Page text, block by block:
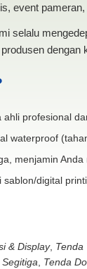
event
selalu
profesional
waterproof
menjamin
sablon/digital
& Display, Tenda
Tenda